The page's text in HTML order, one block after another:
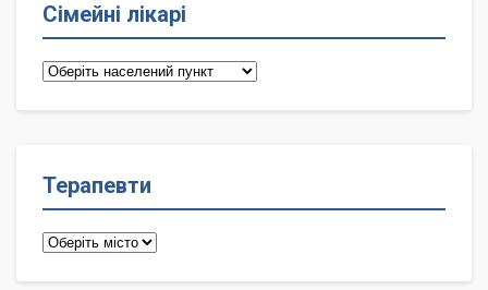
Сімейні лікарі
Сімейні
Терапевти
Терапевти